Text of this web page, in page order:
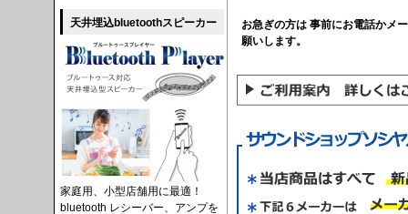
お急ぎの方は 事前にお電話かメ
願いします。
天井埋込bluetoothスピーカー
家庭用、小型店舗用に最適！
bluetooth レシーバー、アンプを